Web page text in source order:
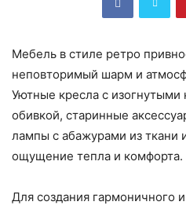
Мебель в стиле ретро
неповторимый шарм и
Уютные кресла с
обивкой, старинные
лампы с абажурами из ткани
ощущение тепла и комфорта.
Для создания гармоничного